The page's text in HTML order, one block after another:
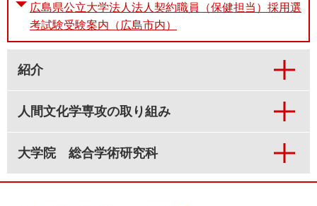
広島県公立大学法人法人契約職員（保健担当）採用選
考試験受験案内（広島市内）
紹介
人間文化学専攻の取り組み
大学院 総合学術研究科